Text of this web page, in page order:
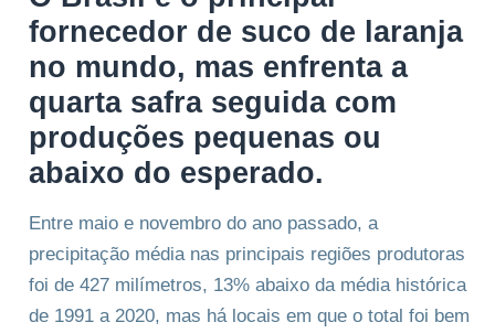
fornecedor de suco de laranja
no mundo, mas enfrenta a
quarta safra seguida com
produções pequenas ou
abaixo do esperado.
Entre maio e novembro do ano passado, a
precipitação média nas principais regiões produtoras
foi de 427 milímetros, 13% abaixo da média histórica
de 1991 a 2020, mas há locais em que o total foi bem